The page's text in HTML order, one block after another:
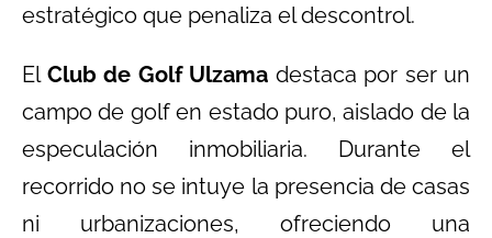
estratégico que penaliza el descontrol.
El Club de Golf Ulzama destaca por ser un
campo de golf en estado puro, aislado de la
especulación inmobiliaria. Durante el
recorrido no se intuye la presencia de casas
ni urbanizaciones, ofreciendo una